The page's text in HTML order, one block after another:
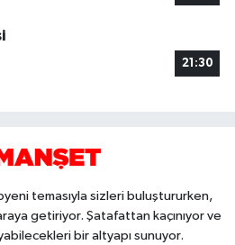
21:30
temasıyla sizleri buluştururken,
getiriyor. Şatafattan kaçınıyor ve
bir altyapı sunuyor.